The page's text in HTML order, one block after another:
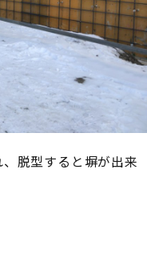
脱型すると塀が出来